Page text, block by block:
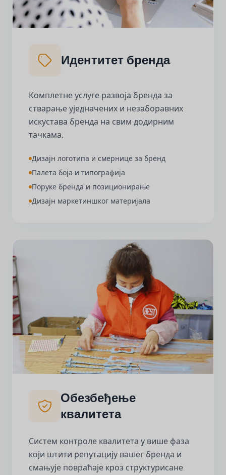
Идентитет бренда
Комплетне услуге развоја бренда за
стварање уједначених и незаборавних
искустава бренда на свим додирним
тачкама.
Дизајн логотипа и смернице за бренд
Палета боја и типографија
Поруке бренда и позиционирање
Дизајн маркетиншког материјала
Обезбеђење
квалитета
Систем контроле квалитета у више фаза
који штити репутацију вашег бренда и
смањује повраћаје кроз структурисане